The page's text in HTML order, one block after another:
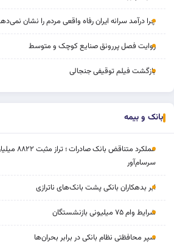
چرا درآمد سرانه ایران رفاه واقعی مردم را نشان
روایت فصل پررونق صنایع کوچک و متوسط
بازگشت فیلم توقیفی جنجالی
بانک و بیمه
عملکرد
سرسام‌آور
ابر بدهکاران بانکی پشت بانک‌های ناترازی
شرایط وام ۷۵ میلیونی بازنشستگان
سپر محافظتی نظام بانکی در برابر بحران‌ها